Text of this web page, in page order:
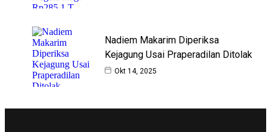
Nadiem Makarim Diperiksa
Kejagung Usai Praperadilan Ditolak
Okt 14, 2025